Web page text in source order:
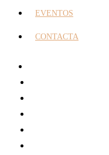
EVENTOS
CONTACTA